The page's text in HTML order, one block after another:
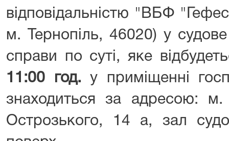
відповідальністю "ВБФ
м. Тернопіль, 46020) у
справи по суті, яке
11:00 год. у приміщенні
знаходиться за адресою: м.
Острозького, 14 а, зал